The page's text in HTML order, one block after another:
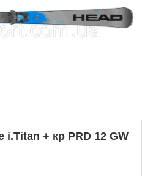
i.Titan + кр PRD 12 GW